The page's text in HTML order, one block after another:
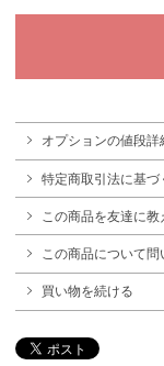
オプションの値段詳
特定商取引法に基づ
この商品を友達に教
この商品について問
買い物を続ける